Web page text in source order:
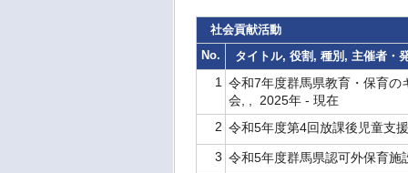
社会貢献活動
No.
タイトル, 役割, 種別, 主催者・
1
令和7年度群馬県教育・保育の
会, , 2025年 - 現在
2 令和5年度第4回放課後児童支
3 令和5年度群馬県認可外保育